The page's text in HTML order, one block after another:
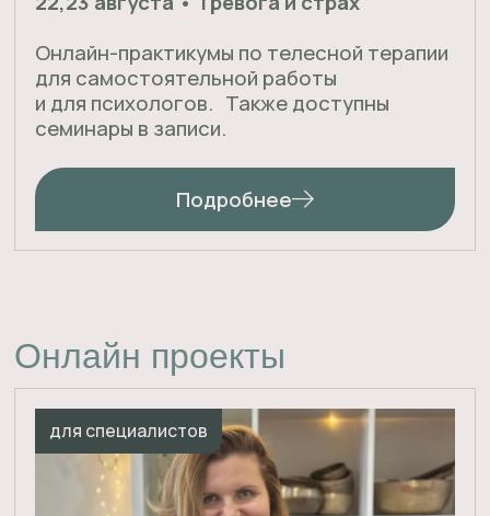
Телесная терапия для
2026 год. Онлайн
установленного образца.
для себя и для психологов